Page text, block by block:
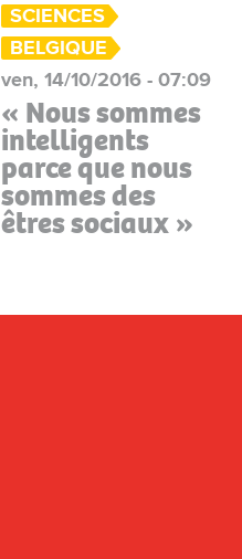
SCIENCES
BELGIQUE
ven, 14/10/2016 - 07:09
« Nous sommes
intelligents
parce que nous
sommes des
êtres sociaux »